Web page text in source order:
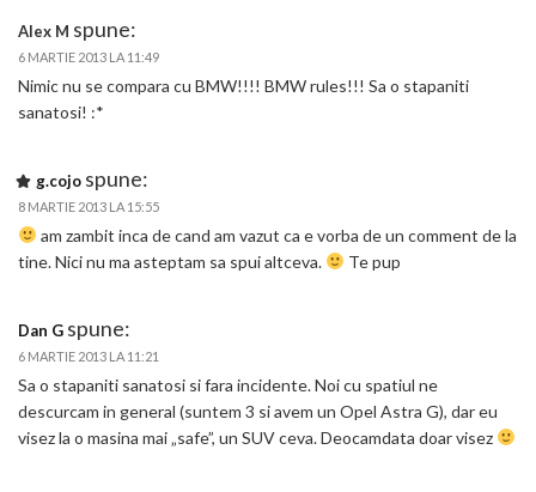
Alex M spune:
6 MARTIE 2013 LA 11:49
Nimic nu se compara cu BMW!!!! BMW rules!!! Sa o stapaniti
sanatosi! :*
g.cojo spune:
8 MARTIE 2013 LA 15:55
am zambit inca de cand am vazut ca e vorba de un comment de la
tine. Nici nu ma asteptam sa spui altceva.
Te pup
Dan G spune:
6 MARTIE 2013 LA 11:21
Sa o stapaniti sanatosi si fara incidente. Noi cu spatiul ne
descurcam in general (suntem 3 si avem un Opel Astra G), dar eu
visez la o masina mai „safe”, un SUV ceva. Deocamdata doar visez